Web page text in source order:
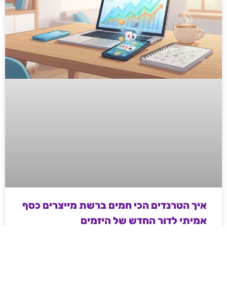
איך הטרנדים הכי חמים ברשת מייצרים כסף
אמיתי לדור החדש של היזמים